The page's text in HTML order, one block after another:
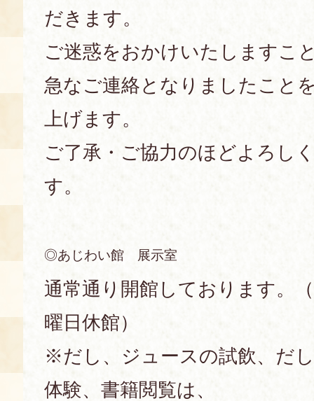
備品リスト
空き状況・ご予約
使用料・お支払い方法
団体向け見学・体験
展示見学
あじわい館弁当
だきます。
ご迷惑をおかけいたしますこ
急なご連絡となりましたこと
上げます。
ご了承・ご協力のほどよろし
す。
◎あじわい館 展示室
通常通り開館しております。
曜日休館）
※だし、ジュースの試飲、だ
体験、書籍閲覧は、